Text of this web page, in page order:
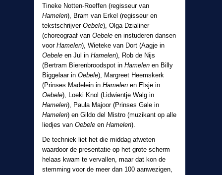
Tineke Notten-Roeffen (regisseur van
Hamelen), Bram van Erkel (regisseur en
tekstschrijver Oebele), Olga Dzialiner
(choreograaf van Oebele en instuderen dansen
voor Hamelen), Wieteke van Dort (Aagje in
Oebele en Jul in Hamelen), Rob de Nijs
(Bertram Bierenbroodspot in Hamelen en Billy
Biggelaar in Oebele), Margreet Heemskerk
(Prinses Madelein in Hamelen en Elsje in
Oebele), Loeki Knol (Lidwientje Walg in
Hamelen), Paula Majoor (Prinses Gale in
Hamelen) en Gildo del Mistro (muzikant op alle
liedjes van Oebele en Hamelen).
De techniek liet het die middag afweten
waardoor de presentatie op het grote scherm
helaas kwam te vervallen, maar dat kon de
stemming voor de meer dan 100 aanwezigen,